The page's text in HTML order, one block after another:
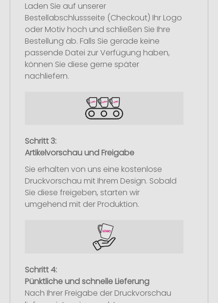
Laden Sie auf unserer
Bestellabschlussseite (Checkout) Ihr Logo
oder Motiv hoch und schließen Sie Ihre
Bestellung ab. Falls Sie gerade keine
passende Datei zur Verfügung haben,
können Sie diese gerne später
nachliefern.
Schritt 3:
Artikelvorschau und Freigabe
Sie erhalten von uns eine kostenlose
Druckvorschau mit Ihrem Design. Sobald
Sie diese freigeben, starten wir
umgehend mit der Produktion.
Schritt 4:
Pünktliche und schnelle Lieferung
Nach Ihrer Freigabe der Druckvorschau